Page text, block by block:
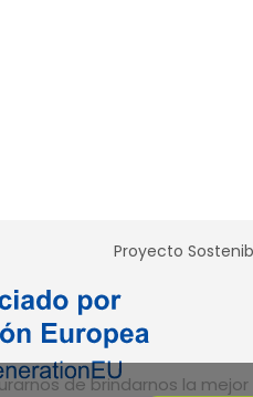
Proyecto
de brindarnos la